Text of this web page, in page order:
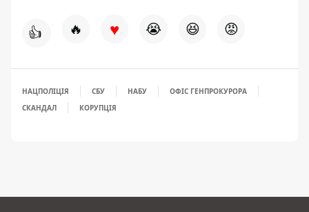
👍 🔥 ♥ 😭 😆 😡
НАЦПОЛІЦІЯ СБУ НАБУ
ОФІС ГЕНПРОКУРОРА
СКАНДАЛ
КОРУПЦІЯ